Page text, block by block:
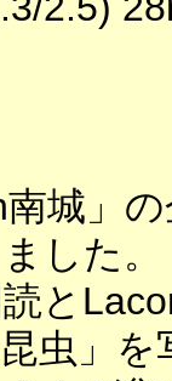
南城」
した。
と
虫」